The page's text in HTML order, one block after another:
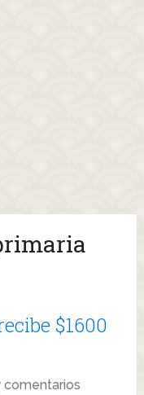
$1600
comentarios